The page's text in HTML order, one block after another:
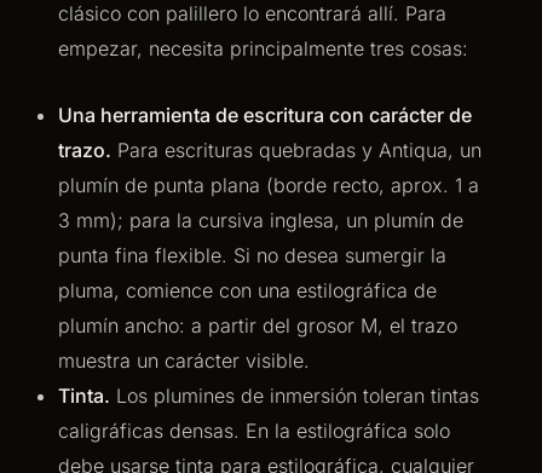
clásico con palillero lo encontrará allí. Para
empezar, necesita principalmente tres cosas:
Una herramienta de escritura con carácter de
trazo. Para escrituras quebradas y Antiqua, un
plumín de punta plana (borde recto, aprox. 1 a
3 mm); para la cursiva inglesa, un plumín de
punta fina flexible. Si no desea sumergir la
pluma, comience con una estilográfica de
plumín ancho: a partir del grosor M, el trazo
muestra un carácter visible.
Tinta. Los plumines de inmersión toleran tintas
caligráficas densas. En la estilográfica solo
debe usarse tinta para estilográfica, cualquier